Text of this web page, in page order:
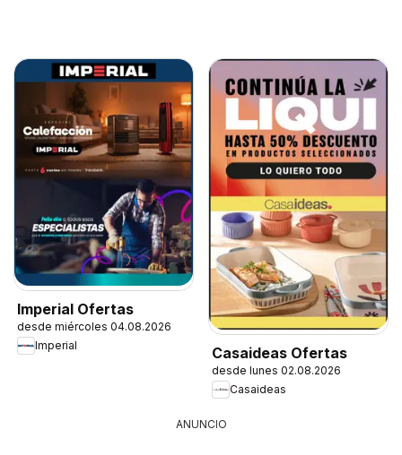
Imperial Ofertas
desde miércoles 04.08.2026
Imperial
Casaideas Ofertas
desde lunes 02.08.2026
Casaideas
ANUNCIO